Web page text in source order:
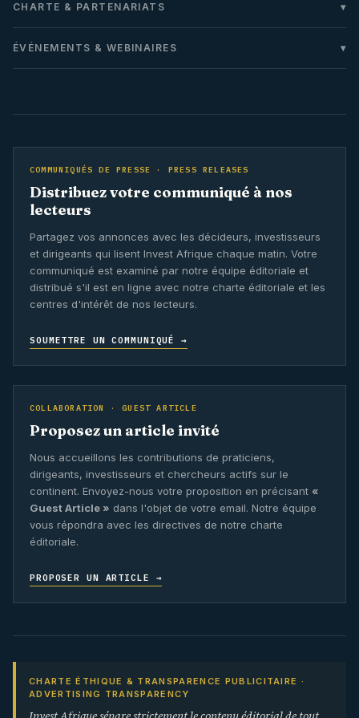
CHARTE & PARTENARIATS
ÉVÉNEMENTS & WEBINAIRES
COMMUNIQUÉS DE PRESSE · PRESS RELEASES
Distribuez votre communiqué à nos
lecteurs
Partagez vos annonces avec les décideurs, investisseurs
et dirigeants qui lisent Invest Afrique chaque matin. Votre
communiqué est examiné par notre équipe éditoriale et
distribué s'il est en ligne avec notre charte éditoriale et les
centres d'intérêt de nos lecteurs.
SOUMETTRE UN COMMUNIQUÉ →
COLLABORATION · GUEST ARTICLE
Proposez un article invité
Nous accueillons les contributions de praticiens,
dirigeants, investisseurs et chercheurs actifs sur le
continent. Envoyez-nous votre proposition en précisant «
Guest Article » dans l'objet de votre email. Notre équipe
vous répondra avec les directives de notre charte
éditoriale.
PROPOSER UN ARTICLE →
CHARTE ÉTHIQUE & TRANSPARENCE PUBLICITAIRE ·
ADVERTISING TRANSPARENCY